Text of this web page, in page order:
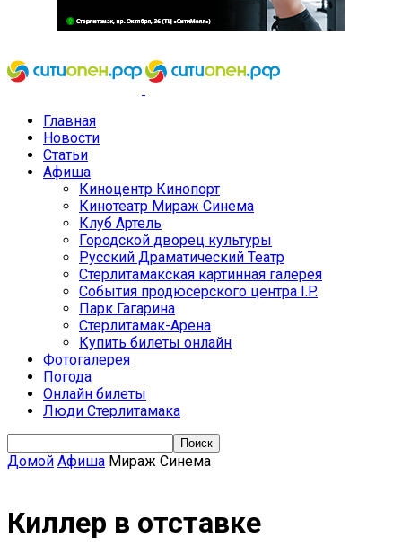
Главная
Новости
Статьи
Афиша
Киноцентр Кинопорт
Кинотеатр Мираж Синема
Клуб Артель
Городской дворец культуры
Русский Драматический Театр
Стерлитамакская картинная галерея
События продюсерского центра I.P.
Парк Гагарина
Стерлитамак-Арена
Купить билеты онлайн
Фотогалерея
Погода
Онлайн билеты
Люди Стерлитамака
Домой Афиша Мираж Синема
Киллер в отставке